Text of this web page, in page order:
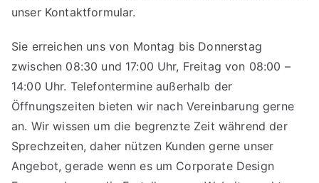
unser Kontaktformular.
Sie erreichen uns von Montag bis Donnerstag
zwischen 08:30 und 17:00 Uhr, Freitag von 08:00 –
14:00 Uhr. Telefontermine außerhalb der
Öffnungszeiten bieten wir nach Vereinbarung gerne
an. Wir wissen um die begrenzte Zeit während der
Sprechzeiten, daher nützen Kunden gerne unser
Angebot, gerade wenn es um Corporate Design